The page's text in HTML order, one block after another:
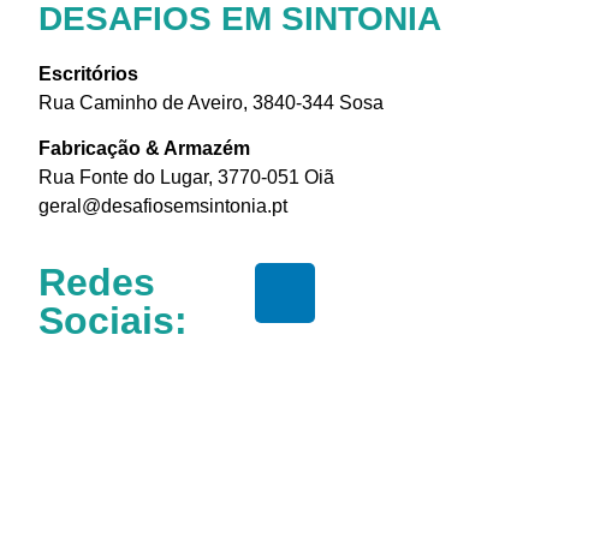
DESAFIOS EM SINTONIA
Escritórios
Rua Caminho de Aveiro, 3840-344 Sosa
Fabricação & Armazém
Rua Fonte do Lugar, 3770-051 Oiã
geral@desafiosemsintonia.pt
Redes
Sociais: